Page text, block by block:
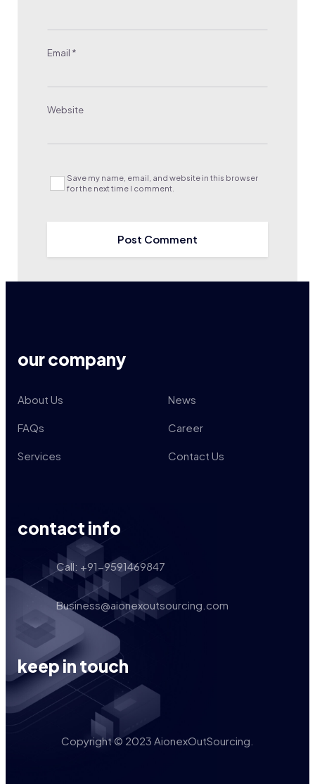
Email *
Website
Save my name, email, and website in this browser
for the next time I comment.
our company
About Us News
FAQs Career
Services Contact Us
contact info
Call: +91-9591469847
Business@aionexoutsourcing.com
keep in touch
Copyright © 2023 AionexOutSourcing.